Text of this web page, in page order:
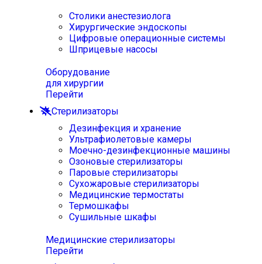
Столики анестезиолога
Хирургические эндоскопы
Цифровые операционные системы
Шприцевые насосы
Оборудование
для хирургии
Перейти
Стерилизаторы
Дезинфекция и хранение
Ультрафиолетовые камеры
Моечно-дезинфекционные машины
Озоновые стерилизаторы
Паровые стерилизаторы
Сухожаровые стерилизаторы
Медицинские термостаты
Термошкафы
Сушильные шкафы
Медицинские стерилизаторы
Перейти